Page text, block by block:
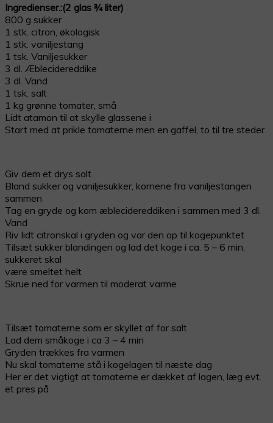
Ingredienser.:(2 glas ¾ liter)
800 g sukker
1 stk. citron, økologisk
1 stk. vaniljestang
1 tsk. Vaniljesukker
3 dl. Æblecidereddike
3 dl. Vand
1 tsk. salt
1 kg grønne tomater, små
Lidt atamon til at skylle glassene i
Start med at prikle tomaterne men en gaffel, to til tre steder
Giv dem et drys salt
Bland sukker og vaniljesukker, kornene fra vaniljestangen
sammen
Tag en gryde og kom æblecidereddiken i sammen med 3 dl.
Vand
Riv lidt citronskal i gryden og var den op til kogepunktet
Tilsæt sukker blandingen og lad det koge i ca. 5 – 6 min,
sukkeret skal
være smeltet helt
Skrue ned for varmen til moderat varme
Tilsæt tomaterne som er skyllet af for salt
Lad dem småkoge i ca 3 – 4 min
Gryden trækkes fra varmen
Nu skal tomaterne stå i kogelagen til næste dag
Her er det vigtigt at tomaterne er dækket af lagen, læg evt.
et pres på